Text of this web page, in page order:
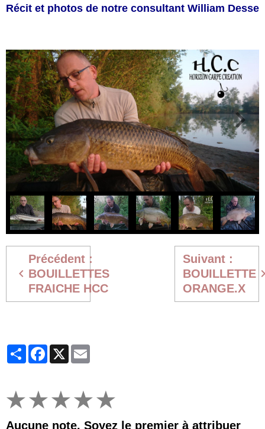
Récit et photos de notre consultant William Desse
Précédent :
BOUILLETTES
FRAICHE HCC
Suivant :
BOUILLETTE
ORANGE.X
Partager
Facebook
X
★★★★★
Aucune note. Soyez le premier à attribuer